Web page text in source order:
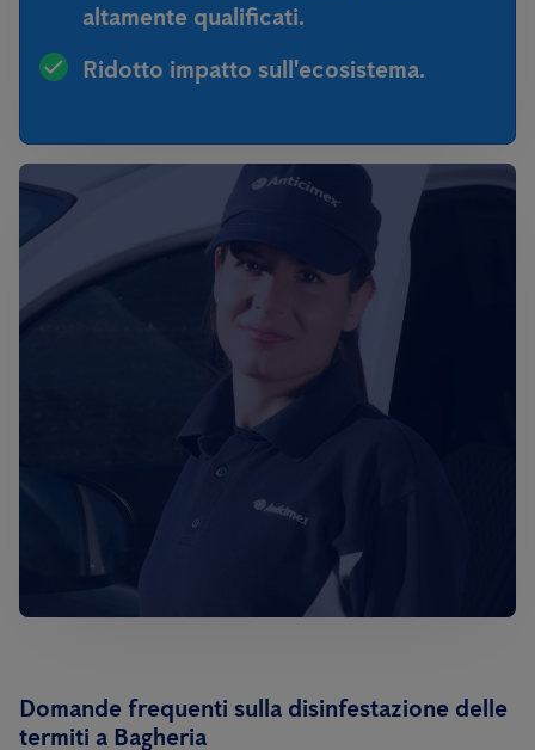
altamente qualificati.
Ridotto impatto sull'ecosistema.
Domande frequenti sulla disinfestazione delle
termiti a Bagheria